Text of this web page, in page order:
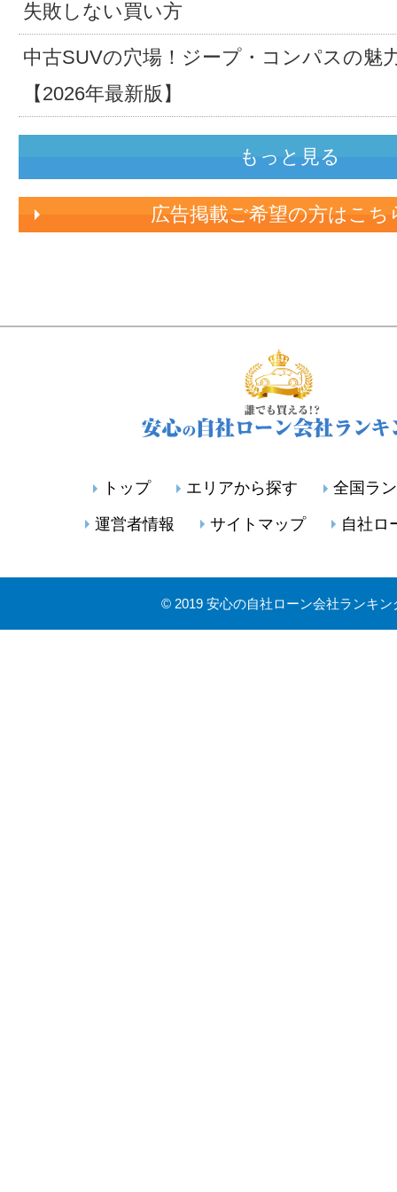
失敗しない買い方
中古SUVの穴場！ジープ・コンパスの魅
【2026年最新版】
もっと見る
広告掲載ご希望の方はこち
トップ エリアから探す 全国ラ
運営者情報 サイトマップ 自社ロ
© 2019 安心の自社ローン会社ランキン